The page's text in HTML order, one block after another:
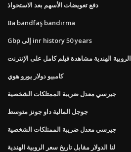
دفع تعويضات الأسهم بعد الاستحواذ
Ba bandfaş bandırma
Gbp إلى inr history 50 years
الروبية الهندية مشاهدة فيلم كامل على الإنترنت
كامبيو دولار يورو هوي
جيرسي معدل ضريبة الممتلكات الشخصية
جوجل المالية داو جونز متوسط
جيرسي معدل ضريبة الممتلكات الشخصية
لنا الدولار مقابل تاريخ سعر الروبية الهندية